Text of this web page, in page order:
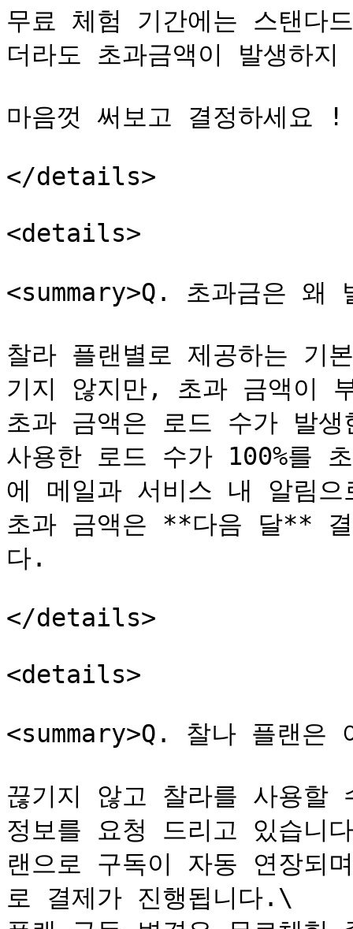
무료 체험 기간에는 스탠다
더라도 초과금액이 발생하
마음껏 써보고 결정하세요 !
</details>
<details>
<summary>Q. 초과금은 왜
찰라 플랜별로 제공하는 기
기지 않지만, 초과 금액이
초과 금액은 로드 수가 발
사용한 로드 수가 100%를
에 메일과 서비스 내 알림
초과 금액은 **다음 달** 결
다.
</details>
<details>
<summary>Q. 찰나 플랜은
끊기지 않고 찰라를 사용할
정보를 요청 드리고 있습
랜으로 구독이 자동 연장
로 결제가 진행됩니다.\